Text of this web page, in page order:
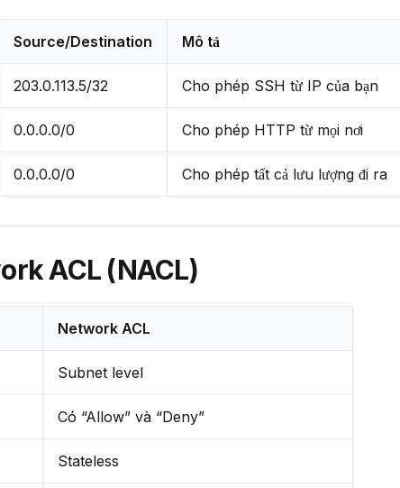
Source/Destination Mô tả
203.0.113.5/32 Cho phép SSH từ IP của bạn
0.0.0.0/0 Cho phép HTTP từ mọi nơi
0.0.0.0/0 Cho phép tất cả lưu lượng đi ra
ACL (NACL)
Network ACL
Subnet level
Có “Allow” và “Deny”
Stateless